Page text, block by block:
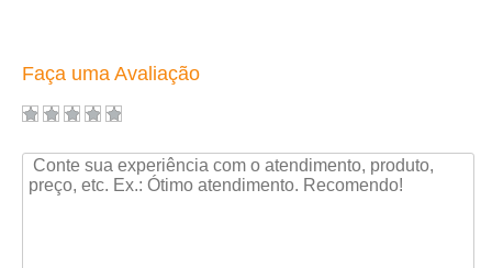
Faça uma Avaliação